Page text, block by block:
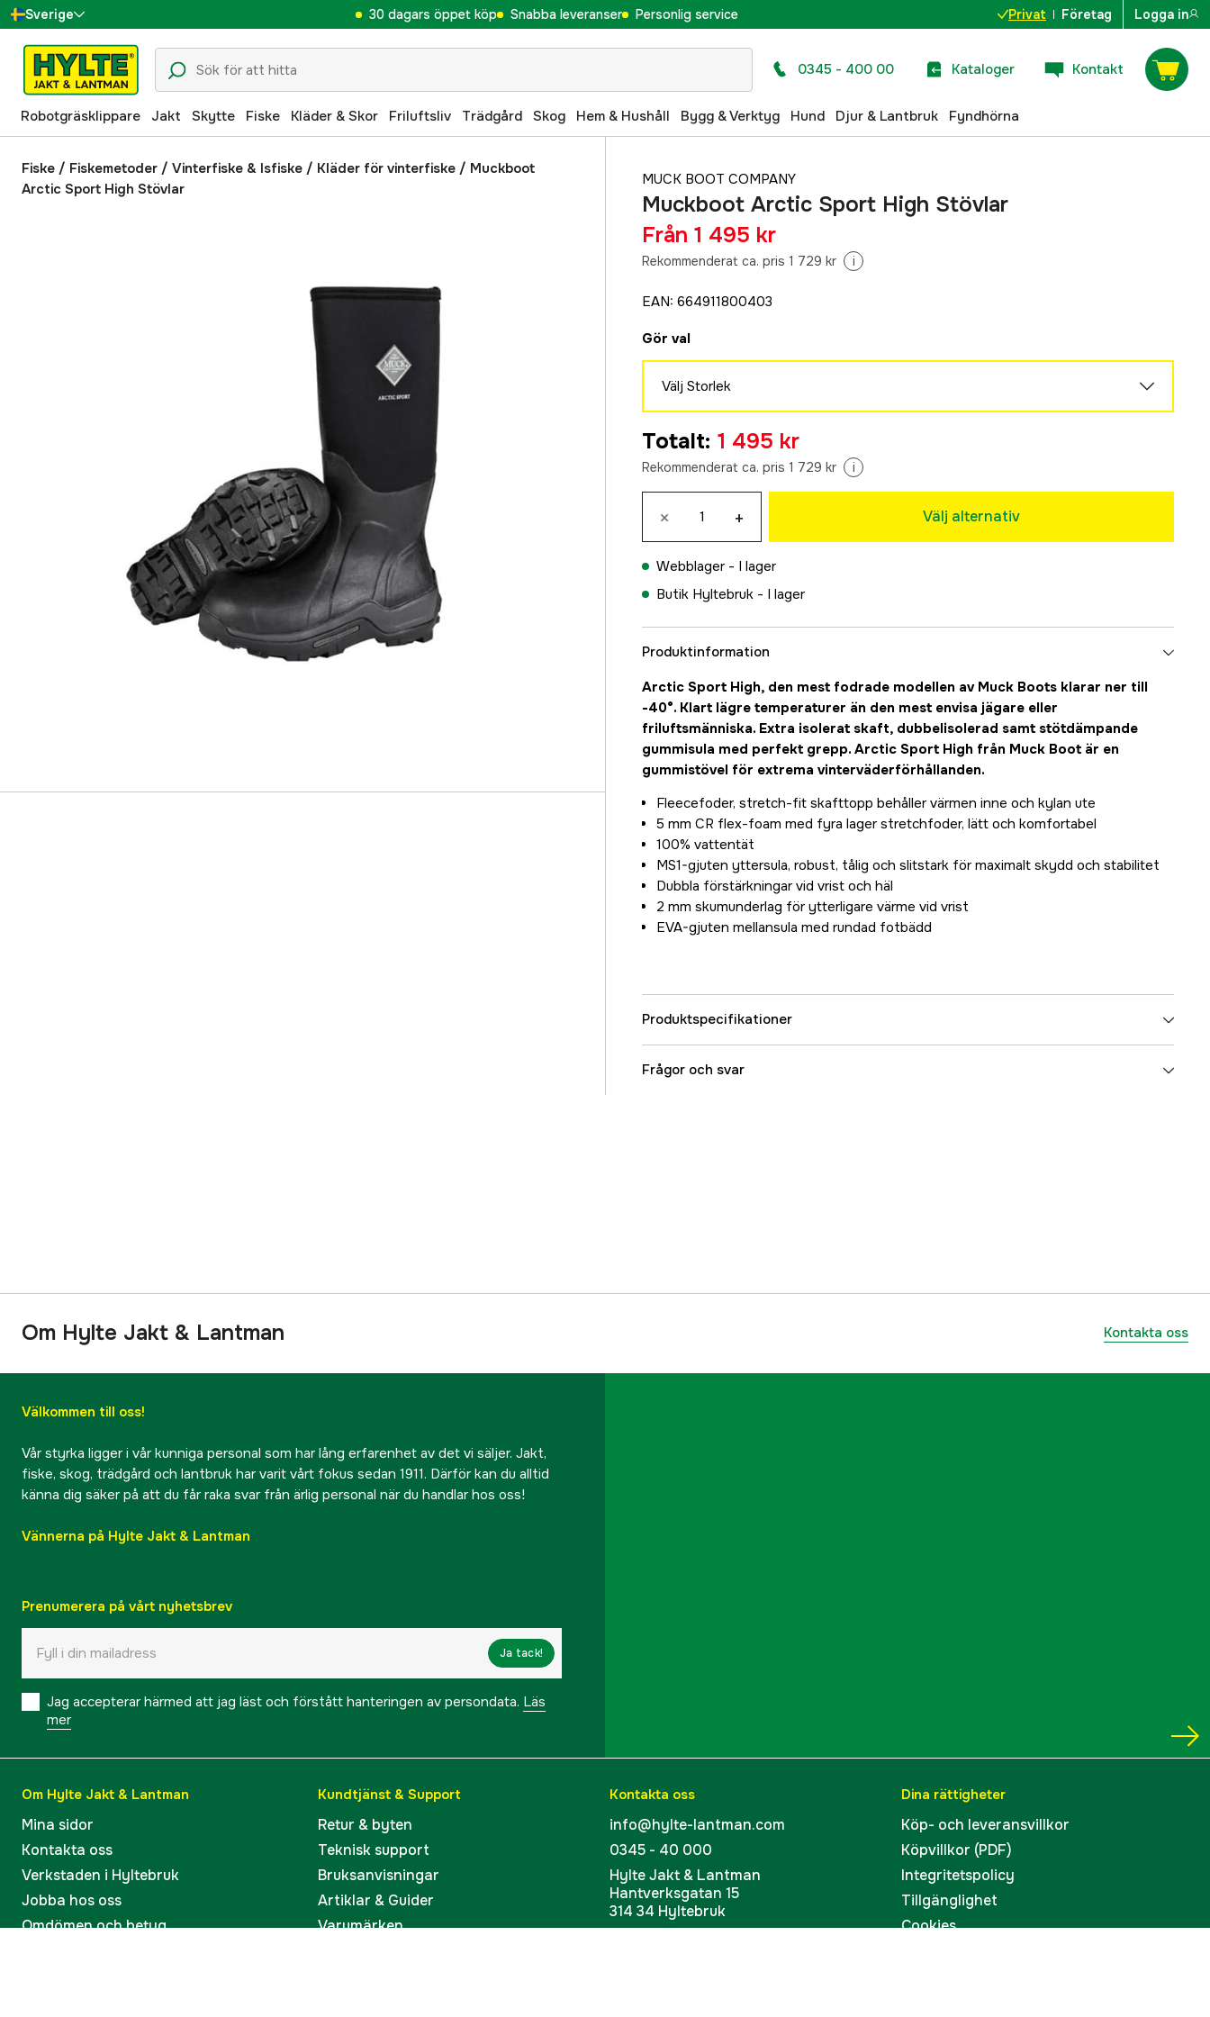
Sverige
Danmark
Suomi
Norge
Deutschland
30 dagars öppet köp Snabba leveranser Personlig service Privat Företag Logga in
0345 - 400 00 Kataloger Kontakt
Robotgräsklippare Jakt Skytte Fiske Kläder & Skor Friluftsliv Trädgård Skog Hem & Hushåll Bygg & Verktyg Hund Djur & Lantbruk Fyndhörna
Fiske / Fiskemetoder / Vinterfiske & Isfiske / Kläder för vinterfiske / Muckboot
Arctic Sport High Stövlar
MUCK BOOT COMPANY
Muckboot Arctic Sport High Stövlar
Från 1 495 kr
Rekommenderat ca. pris 1 729 kr i
EAN: 664911800403
Gör val
Välj Storlek
1 495 kr
39
1 495 kr
40
1 495 kr
41
1 495 kr
42
1 495 kr
43
1 495 kr
44
1 495 kr
45
1 495 kr
46
1 495 kr
47
1 495 kr
48
Totalt: 1 495 kr
Rekommenderat ca. pris 1 729 kr i
× + Välj alternativ
Webblager - I lager
Butik Hyltebruk - I lager
Produktinformation
Arctic Sport High, den mest fodrade modellen av Muck Boots klarar ner till
-40°. Klart lägre temperaturer än den mest envisa jägare eller
friluftsmänniska. Extra isolerat skaft, dubbelisolerad samt stötdämpande
gummisula med perfekt grepp. Arctic Sport High från Muck Boot är en
gummistövel för extrema vinterväderförhållanden.
Fleecefoder, stretch-fit skafttopp behåller värmen inne och kylan ute
5 mm CR flex-foam med fyra lager stretchfoder, lätt och komfortabel
100% vattentät
MS1-gjuten yttersula, robust, tålig och slitstark för maximalt skydd och stabilitet
Dubbla förstärkningar vid vrist och häl
2 mm skumunderlag för ytterligare värme vid vrist
EVA-gjuten mellansula med rundad fotbädd
Produktspecifikationer
Referensnummer
Frågor och svar
Om Hylte Jakt & Lantman Kontakta oss
Välkommen till oss!
Vår styrka ligger i vår kunniga personal som har lång erfarenhet av det vi säljer. Jakt,
fiske, skog, trädgård och lantbruk har varit vårt fokus sedan 1911. Därför kan du alltid
känna dig säker på att du får raka svar från ärlig personal när du handlar hos oss!
Vännerna på Hylte Jakt & Lantman
Prenumerera på vårt nyhetsbrev
Ja tack!
Jag accepterar härmed att jag läst och förstått hanteringen av persondata. Läs
mer
Om Hylte Jakt & Lantman
Mina sidor
Kontakta oss
Verkstaden i Hyltebruk
Jobba hos oss
Omdömen och betyg
Kundtjänst & Support
Retur & byten
Teknisk support
Bruksanvisningar
Artiklar & Guider
Varumärken
Kontakta oss
info@hylte-lantman.com
0345 - 40 000
Hylte Jakt & Lantman
Hantverksgatan 15
314 34 Hyltebruk
Dina rättigheter
Köp- och leveransvillkor
Köpvillkor (PDF)
Integritetspolicy
Tillgänglighet
Cookies